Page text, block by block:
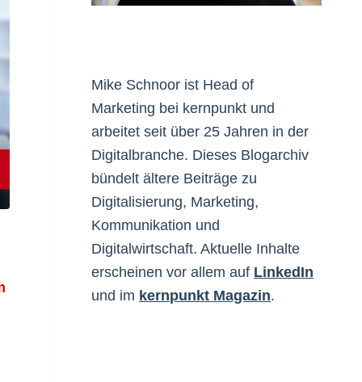
Mike Schnoor ist Head of
Marketing bei kernpunkt und
arbeitet seit über 25 Jahren in der
Digitalbranche. Dieses Blogarchiv
bündelt ältere Beiträge zu
Digitalisierung, Marketing,
Kommunikation und
Digitalwirtschaft. Aktuelle Inhalte
erscheinen vor allem auf LinkedIn
und im kernpunkt Magazin.